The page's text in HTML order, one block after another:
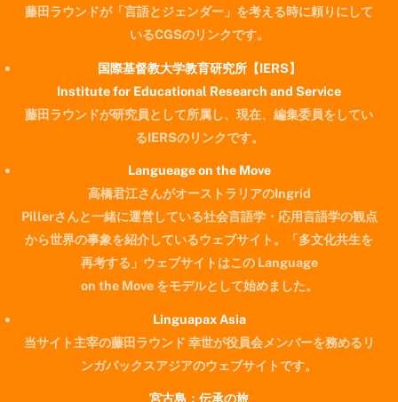
藤田ラウンドが「言語とジェンダー」を考える時に頼りにして
いるCGSのリンクです。
国際基督教大学教育研究所【IERS】
Institute for Educational Research and Service
藤田ラウンドが研究員として所属し、現在、編集委員をしてい
るIERSのリンクです。
Langueage on the Move
高橋君江さんがオーストラリアのIngrid
Pillerさんと一緒に運営している社会言語学・応用言語学の観点
から世界の事象を紹介しているウェブサイト。「多文化共生を
再考する」ウェブサイトはこの Language
on the Move をモデルとして始めました。
Linguapax Asia
当サイト主宰の藤田ラウンド 幸世が役員会メンバーを務めるリ
ンガパックスアジアのウェブサイトです。
宮古島：伝承の旅